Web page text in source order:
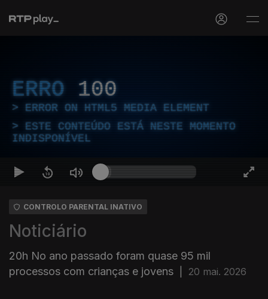
ERRO 100
ERROR ON HTML5 MEDIA ELEMENT
ESTE CONTEÚDO ESTÁ NESTE MOMENTO
INDISPONÍVEL
CONTROLO PARENTAL INATIVO
Noticiário
20h No ano passado foram quase 95 mil
processos com crianças e jovens
20 mai. 2026